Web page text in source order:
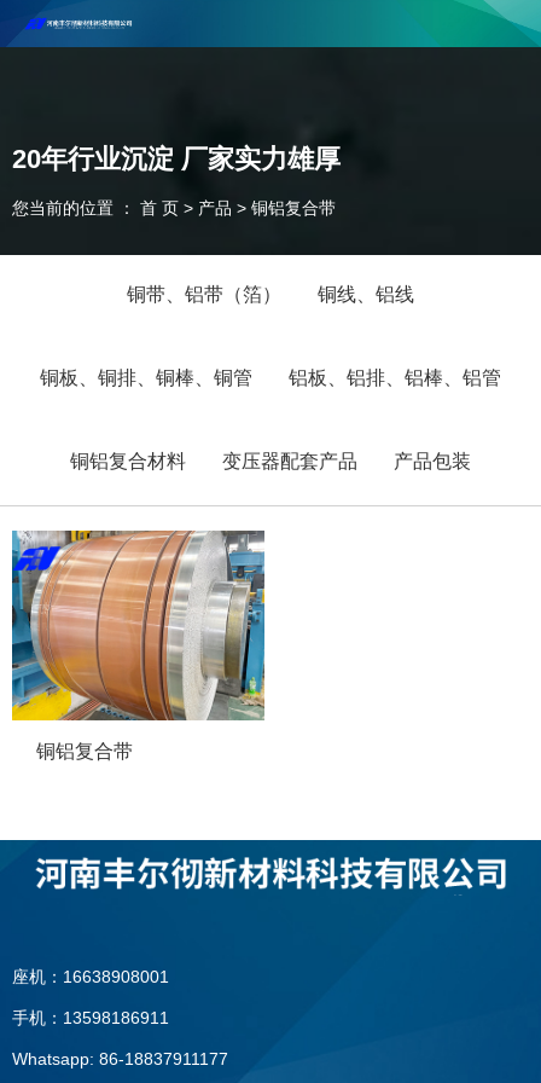
河南丰尔彻新材料科技有限公司欢迎合作咨询！
20年行业沉淀 厂家实力雄厚
您当前的位置 ： 首 页 > 产品 > 铜铝复合带
铜带、铝带（箔） 铜线、铝线
铜板、铜排、铜棒、铜管 铝板、铝排、铝棒、铝管
铜铝复合材料 变压器配套产品 产品包装
铜铝复合带
座机：16638908001
手机：13598186911
Whatsapp: 86-18837911177